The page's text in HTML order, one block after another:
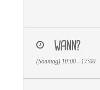
WANN?
(Sonntag) 10:00 - 17:00